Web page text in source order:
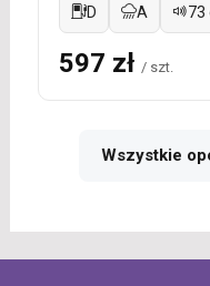
D A 73
597 zł / szt.
Wszystkie